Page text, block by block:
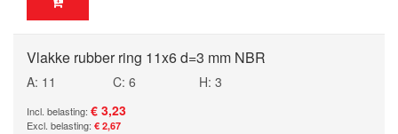
Vlakke rubber ring 11x6 d=3 mm NBR
A: 11 C: 6
H: 3
€ 3,23
€ 2,67